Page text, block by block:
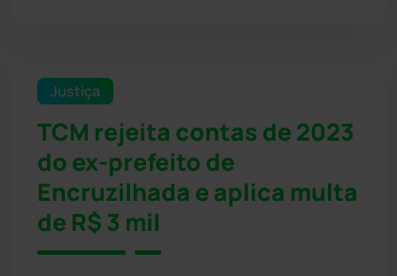
Justiça
TCM rejeita contas de 2023
do ex-prefeito de
Encruzilhada e aplica multa
de R$ 3 mil